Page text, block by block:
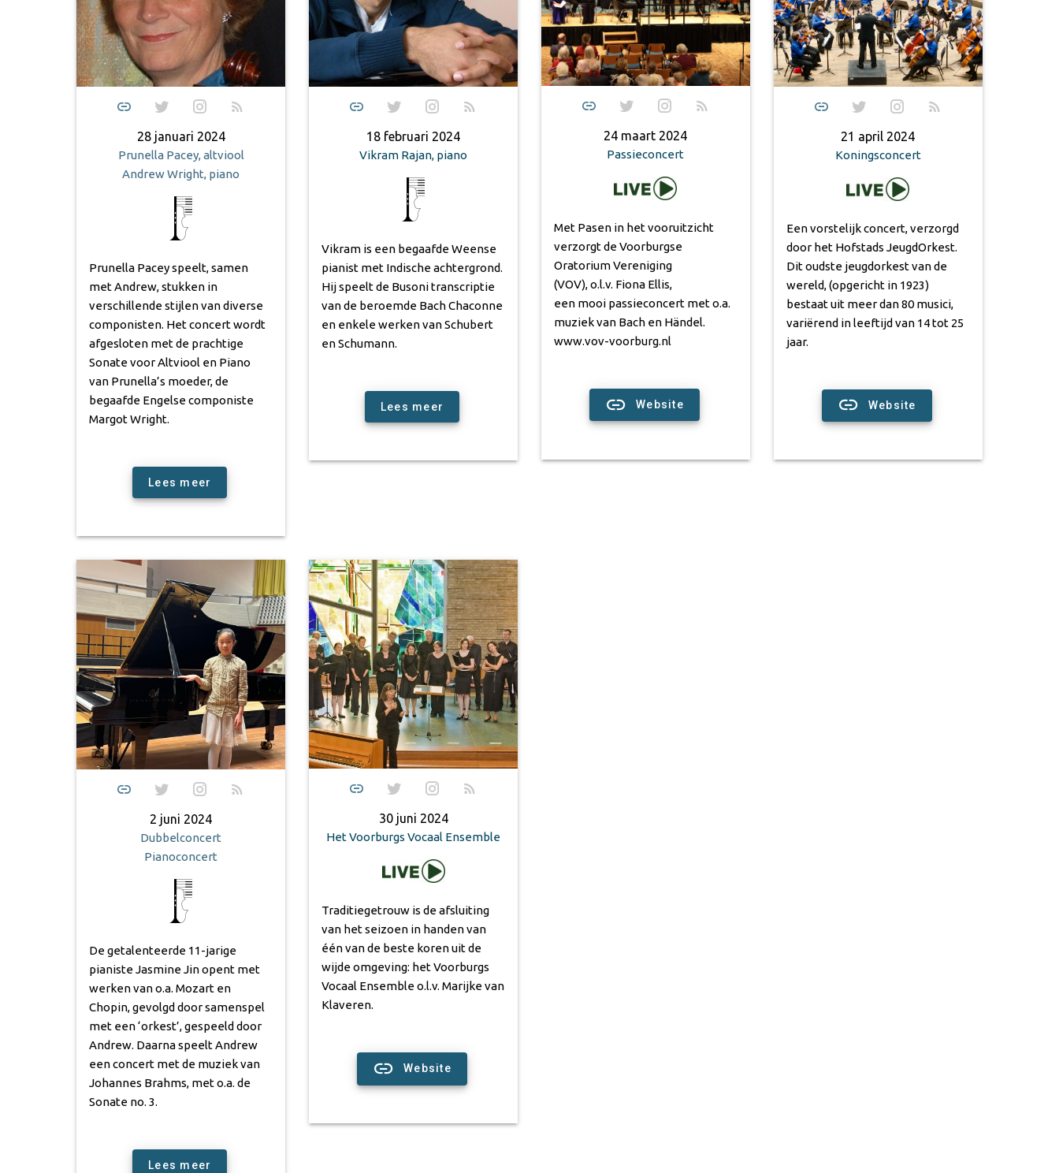
28 januari 2024
Prunella Pacey, altviool
Andrew Wright, piano
Prunella Pacey speelt, samen
met Andrew, stukken in
verschillende stijlen van diverse
componisten. Het concert wordt
afgesloten met de prachtige
Sonate voor Altviool en Piano
van Prunella’s moeder, de
begaafde Engelse componiste
Margot Wright.
Lees meer
18 februari 2024
Vikram Rajan, piano
Vikram is een begaafde Weense
pianist met Indische achtergrond.
Hij speelt de Busoni transcriptie
van de beroemde Bach Chaconne
en enkele werken van Schubert
en Schumann.
Lees meer
24 maart 2024
Passieconcert
Met Pasen in het vooruitzicht
verzorgt de Voorburgse
Oratorium Vereniging
(VOV), o.l.v. Fiona Ellis,
een mooi passieconcert met o.a.
muziek van Bach en Händel.
www.vov-voorburg.nl
Website
21 april 2024
Koningsconcert
Een vorstelijk concert, verzorgd
door het Hofstads JeugdOrkest.
Dit oudste jeugdorkest van de
wereld, (opgericht in 1923)
bestaat uit meer dan 80 musici,
variërend in leeftijd van 14 tot 25
jaar.
Website
2 juni 2024
Dubbelconcert
Pianoconcert
De getalenteerde 11-jarige
pianiste Jasmine Jin opent met
werken van o.a. Mozart en
Chopin, gevolgd door samenspel
met een ‘orkest’, gespeeld door
Andrew. Daarna speelt Andrew
een concert met de muziek van
Johannes Brahms, met o.a. de
Sonate no. 3.
Lees meer
30 juni 2024
Het Voorburgs Vocaal Ensemble
Traditiegetrouw is de afsluiting
van het seizoen in handen van
één van de beste koren uit de
wijde omgeving: het Voorburgs
Vocaal Ensemble o.l.v. Marijke van
Klaveren.
Website